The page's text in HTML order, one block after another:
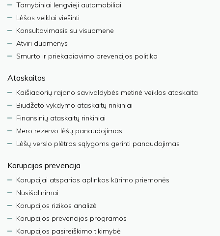
Tarnybiniai lengvieji automobiliai
Lėšos veiklai viešinti
Konsultavimasis su visuomene
Atviri duomenys
Smurto ir priekabiavimo prevencijos politika
Ataskaitos
Kaišiadorių rajono savivaldybės metinė veiklos ataskaita
Biudžeto vykdymo ataskaitų rinkiniai
Finansinių ataskaitų rinkiniai
Mero rezervo lėšų panaudojimas
Lėšų verslo plėtros sąlygoms gerinti panaudojimas
Korupcijos prevencija
Korupcijai atsparios aplinkos kūrimo priemonės
Nusišalinimai
Korupcijos rizikos analizė
Korupcijos prevencijos programos
Korupcijos pasireiškimo tikimybė